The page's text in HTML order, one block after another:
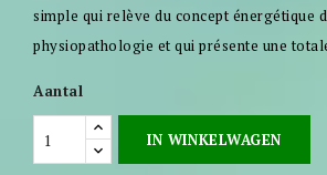
simple qui relève du concept énergétique
physiopathologie et qui présente une
Aantal
IN WINKELWAGEN